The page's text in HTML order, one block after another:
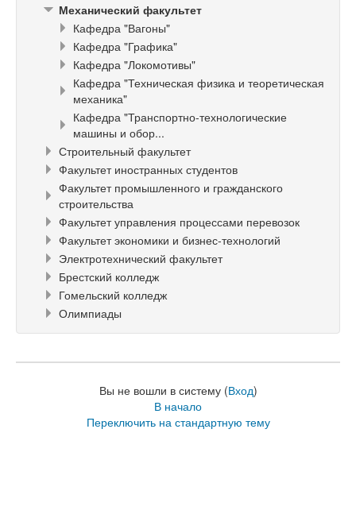
Механический факультет
Кафедра "Вагоны"
Кафедра "Графика"
Кафедра "Локомотивы"
Кафедра "Техническая физика и теоретическая
механика"
Кафедра "Транспортно-технологические
машины и обор...
Строительный факультет
Факультет иностранных студентов
Факультет промышленного и гражданского
строительства
Факультет управления процессами перевозок
Факультет экономики и бизнес-технологий
Электротехнический факультет
Брестский колледж
Гомельский колледж
Олимпиады
Вы не вошли в систему (Вход)
В начало
Переключить на стандартную тему